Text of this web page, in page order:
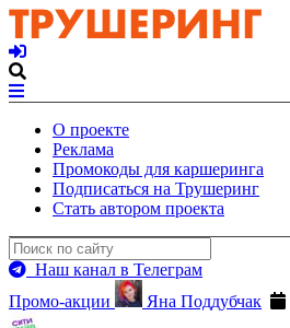
О проекте
Реклама
Промокоды для каршеринга
Подписаться на Трушеринг
Стать автором проекта
Наш канал в Телеграм
Промо-акции
Яна Поддубчак